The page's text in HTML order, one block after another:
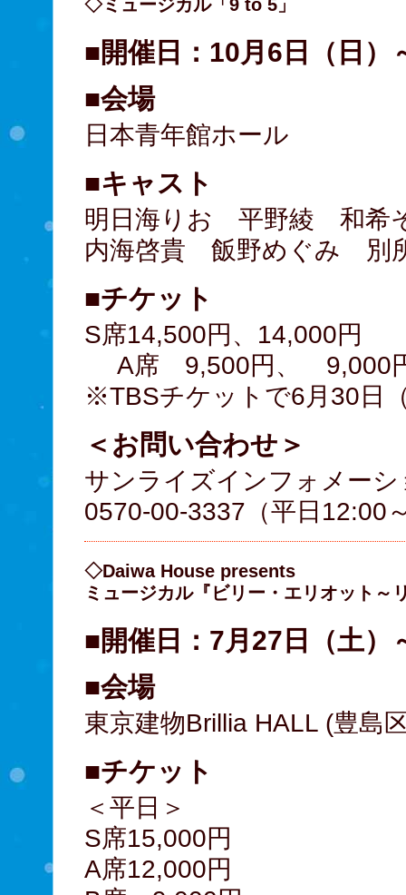
◇ミュージカル「9 to 5」
■開催日：10月6日（日）
■会場
日本青年館ホール
■キャスト
明日海りお 平野綾 和希
内海啓貴 飯野めぐみ 別
■チケット
S席14,500円、14,000円
A席 9,500円、 9,000
※TBSチケットで6月30日
＜お問い合わせ＞
サンライズインフォメーシ
0570-00-3337（平日12:00
◇Daiwa House presents
ミュージカル『ビリー・エリオット～
■開催日：7月27日（土）
■会場
東京建物Brillia HALL (豊島
■チケット
＜平日＞
S席15,000円
A席12,000円